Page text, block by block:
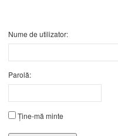
Nume de utilizator:
Parolă:
Ține-mă minte